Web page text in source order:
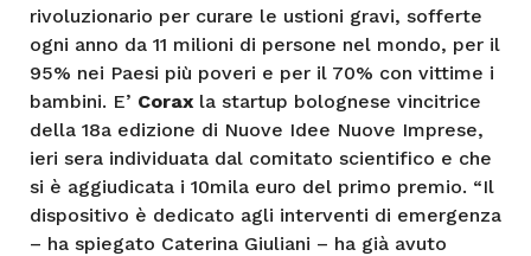
rivoluzionario per curare le ustioni gravi, sofferte
ogni anno da 11 milioni di persone nel mondo, per il
95% nei Paesi più poveri e per il 70% con vittime i
bambini. E’ Corax la startup bolognese vincitrice
della 18a edizione di Nuove Idee Nuove Imprese,
ieri sera individuata dal comitato scientifico e che
si è aggiudicata i 10mila euro del primo premio. “Il
dispositivo è dedicato agli interventi di emergenza
– ha spiegato Caterina Giuliani – ha già avuto